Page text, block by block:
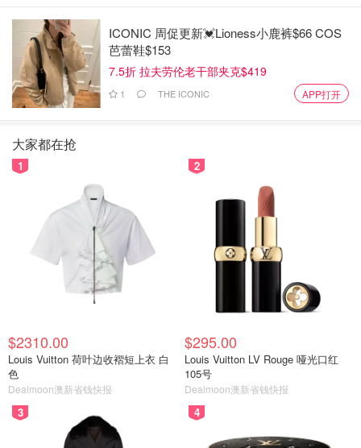
周一，任务现场出现了感人的一幕：机组人员提议将月球上
的一个陨石坑命名为“卡罗尔”，以纪念任务指挥官里德·怀斯
曼已故的妻子。卡罗尔于2020年因癌症不幸去世，在过去
的近六年里，怀斯曼一直独自抚养他们的两个女儿。
亮点。我们想叫它‘卡罗尔’。”他提到，当月球绕地球运行到
特定相位时，人们就可以看到这个陨石坑。
这一举动传承了航天人的浪漫传统。1968年阿波罗8号任务
期间，宇航员吉姆·洛弗尔也曾以他妻子的名字“玛丽莲”命名
了一座月球山脉。此外，机组人员还将另一个陨石坑命名为
ICONIC 周促更新💓Lioness小鹿裤$66 COS
芭蕾鞋$153
7.5折 拉夫劳伦老干部夹克$419
1 THE ICONIC APP打开
大家都在抢
1
$2310.00
Louis Vuitton 荷叶边收褶短上衣 白
色
Dealmoon澳新省钱快报
2
$295.00
Louis Vuitton LV Rouge 哑光口红
105号
Dealmoon澳新省钱快报
3 4